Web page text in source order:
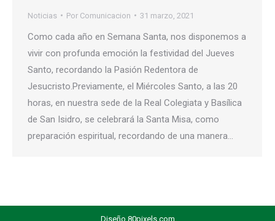
Noticias Por Comunicacion 31 marzo, 2021
Como cada año en Semana Santa, nos disponemos a
vivir con profunda emoción la festividad del Jueves
Santo, recordando la Pasión Redentora de
Jesucristo.Previamente, el Miércoles Santo, a las 20
horas, en nuestra sede de la Real Colegiata y Basílica
de San Isidro, se celebrará la Santa Misa, como
preparación espiritual, recordando de una manera…
Diseño 80pixels.com